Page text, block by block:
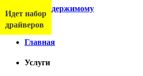
Перейти к содержимому
Меню
Главная
Услуги
Идет набор
драйверов